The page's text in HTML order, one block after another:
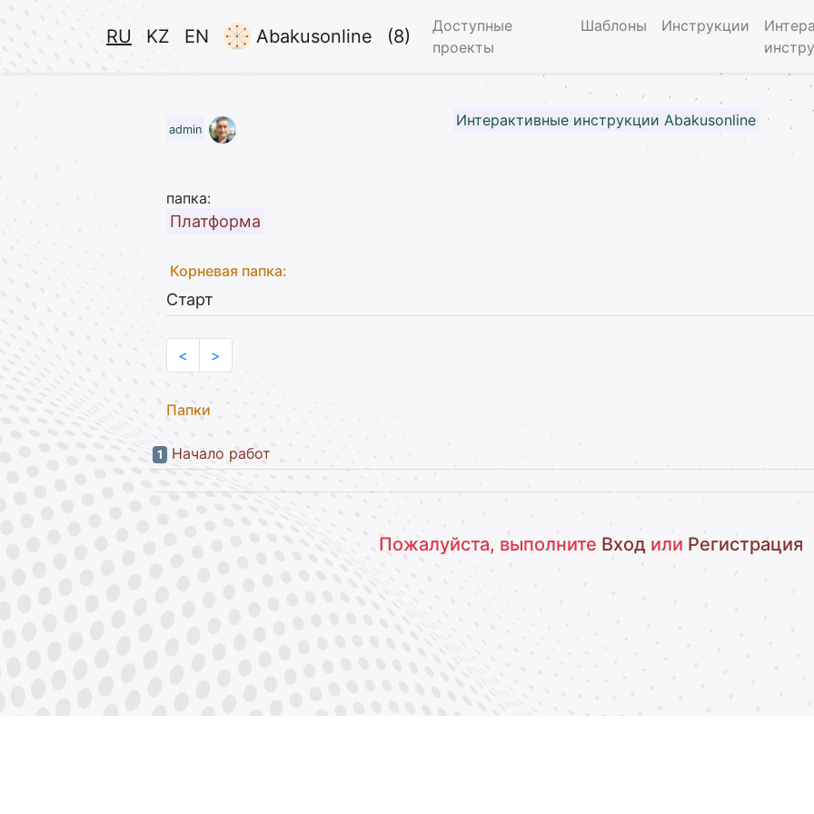
RU KZ EN Abakusonline (8)
Доступные
проекты
Шаблоны Инструкции
admin
Интерактивные инструкции Abakusonline
папка:
Платформа
Корневая папка:
Старт
< >
Папки
1 Начало работ
Пожалуйста, выполните Входили Регистрация